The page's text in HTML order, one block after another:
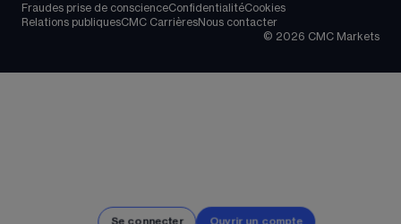
Se connecter Ouvrir un compte
Fraudes prise de conscienceConfidentialitéCookies
Relations publiquesCMC CarrièresNous contacter
© 2026 CMC Markets